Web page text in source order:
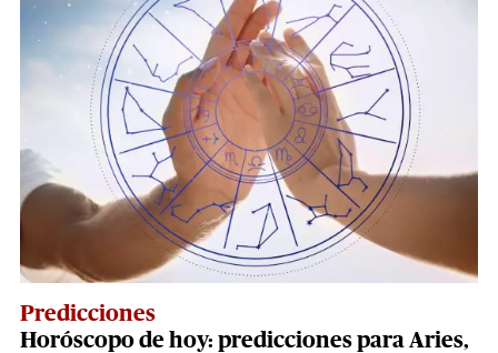
Predicciones
Horóscopo de hoy: predicciones para Aries,